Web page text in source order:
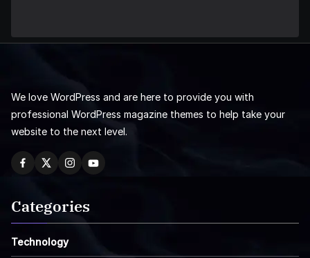
We love WordPress and are here to provide you with
professional WordPress magazine themes to help take your
website to the next level.
Categories
Technology